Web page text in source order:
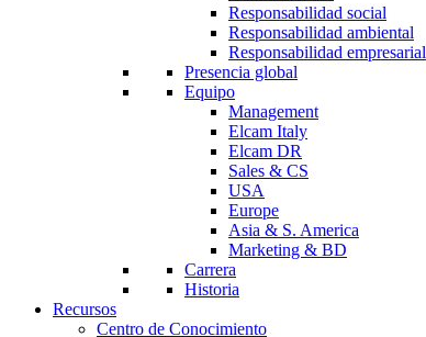
Responsabilidad social
Responsabilidad ambiental
Responsabilidad empresarial
Presencia global
Equipo
Management
Elcam Italy
Elcam DR
Sales & CS
USA
Europe
Asia & S. America
Marketing & BD
Carrera
Historia
Recursos
Centro de Conocimiento